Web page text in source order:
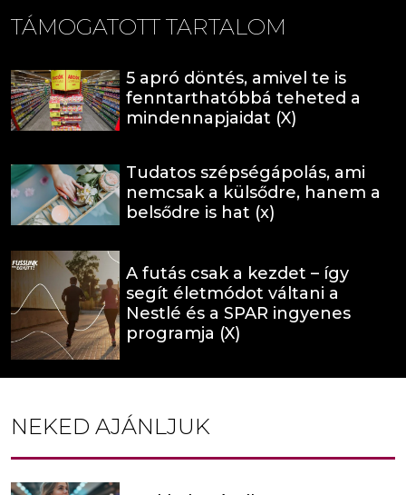
TÁMOGATOTT TARTALOM
5 apró döntés, amivel te is
fenntarthatóbbá teheted a
mindennapjaidat (X)
Tudatos szépségápolás, ami
nemcsak a külsődre, hanem a
belsődre is hat (x)
A futás csak a kezdet – így
segít életmódot váltani a
Nestlé és a SPAR ingyenes
programja (X)
NEKED AJÁNLJUK